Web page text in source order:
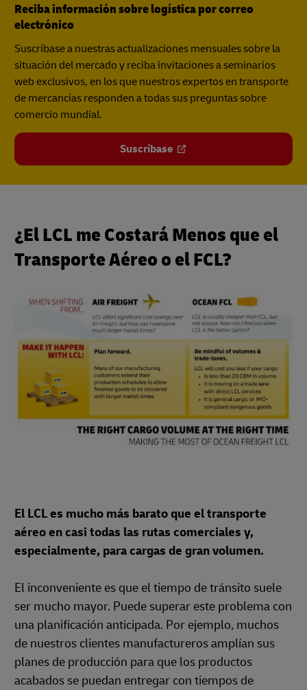
Reciba información sobre logística por correo
electrónico
Suscríbase a nuestras actualizaciones mensuales sobre la
situación del mercado y reciba invitaciones a seminarios
web exclusivos, en los que nuestros expertos en transporte
de mercancías responden a todas sus preguntas sobre
comercio mundial.
Suscríbase
¿El LCL me Costará Menos que el
Transporte Aéreo o el FCL?
El LCL es mucho más barato que el transporte
aéreo en casi todas las rutas comerciales y,
especialmente, para cargas de gran volumen.
El inconveniente es que el tiempo de tránsito suele
ser mucho mayor. Puede superar este problema con
una planificación anticipada. Por ejemplo, muchos
de nuestros clientes manufactureros amplían sus
planes de producción para que los productos
acabados se puedan entregar con tiempos de